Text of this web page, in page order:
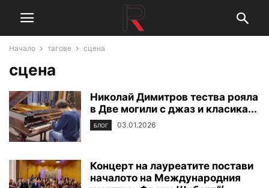
Начало тагове сцена
сцена
Николай Димитров тества рояла
в Две могили с джаз и класика...
БЛОГ 03.01.2026
Концерт на лауреатите постави
началото на Международния